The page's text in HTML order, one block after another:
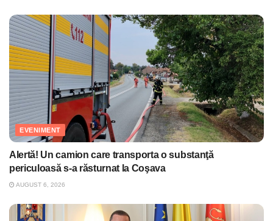
EVENIMENT
Alertă! Un camion care transporta o substanţă
periculoasă s-a răsturnat la Coşava
AUGUST 6, 2026